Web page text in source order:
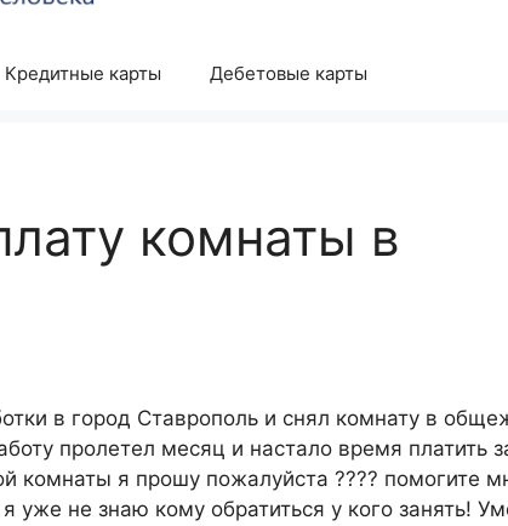
Кредитные карты Дебетовые карты
комнаты в
в город Ставрополь и снял комнату в
пролетел месяц и настало время платить
комнаты я прошу пожалуйста ???? помогите
уже не знаю кому обратиться у кого занять!